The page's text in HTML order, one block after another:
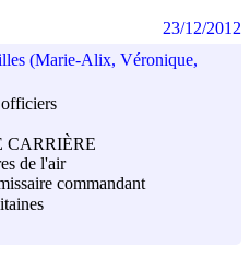
(Marie-Alix, Véronique,
CARRIÈRE
de l'air
commandant
23/12/2012